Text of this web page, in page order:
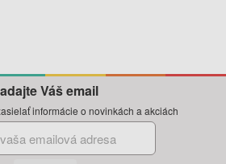
Váš email
informácie o novinkách a akciách